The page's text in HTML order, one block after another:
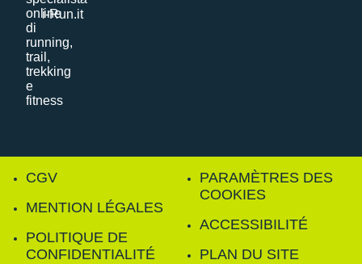
i-Run.it
CGV
MENTION LÉGALES
POLITIQUE DE
CONFIDENTIALITÉ
PARAMÈTRES DES
COOKIES
ACCESSIBILITÉ
PLAN DU SITE